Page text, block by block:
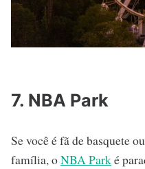
7. NBA Park
Se você é fã de basquete
família, oNBA Parké